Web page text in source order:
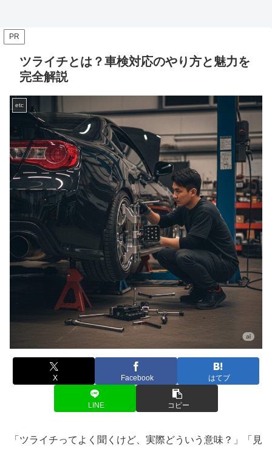
PR
ツライチとは？車検対応のやり方と魅力を
完全解説
etc
X Facebook はてブ
LINE コピー
「ツライチってよく聞くけど、実際どういう意味？」「見